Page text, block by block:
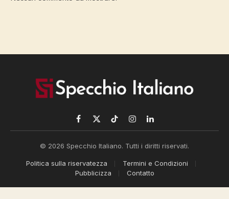
Facebook
X
TikTokInstagramLinkedIn
© 2026 Specchio Italiano. Tutti i diritti riservati.
Politica sulla riservatezza
Termini e Condizioni
Pubblicizza
Contatto